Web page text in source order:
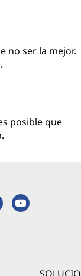
no ser la mejor.
posible que